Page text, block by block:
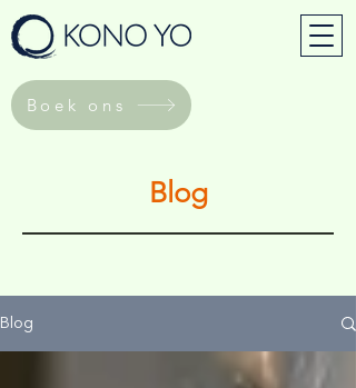
Boek ons
Blog
Blog